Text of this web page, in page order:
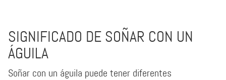
SIGNIFICADO DE SOÑAR CON UN
ÁGUILA
Soñar con un águila puede tener diferentes